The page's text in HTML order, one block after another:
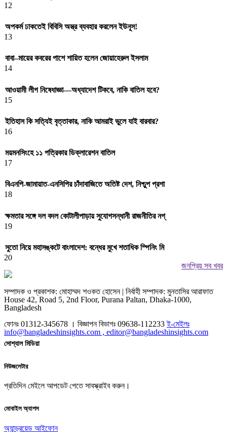
12
অপকর্ম ঢাকতেই বিবিসি অস্ত্র ব্যবহার করলেন ইউনূস!
13
বাবা–মায়ের কবরের পাশে শায়িত হলেন জোয়াহেরুল ইসলাম
14
আওয়ামী লীগ নিষেধাজ্ঞা—অধ্যাদেশ টিকবে, নাকি বাতিল হবে?
15
ইতিহাস কি সত্যিই বৃত্তাকার, নাকি আমরাই ভুলে যাই বারবার?
16
ময়মনসিংহে ১১ পত্রিকার ডিক্লারেশন বাতিল
17
বিএনপি-জামায়াত-এনসিপির চাঁদাবাজিতে অতিষ্ট দেশ, নিশ্চুপ প্রশা
18
ক্ষমতার সঙ্গে দল বদল কোটালীপাড়ায় সুযোগসন্ধানী রাজনীতির নগ্
19
সুতো নিয়ে মহাসঙ্কটে বাংলাদেশ: বন্ধের মুখে শতাধিক স্পিনিং মি
20
জনপ্রিয় সব খবর
সম্পাদক ও প্রকাশক: মোহাম্মদ শওকত হোসেন | নির্বাহী সম্পাদক: মুনতাসির আরাফাত
House 42, Road 5, 2nd Floor, Purana Paltan, Dhaka-1000,
Bangladesh
ফোনঃ 01312-345678 । বিজ্ঞাপন বিভাগঃ 09638-112233ই-মেইলঃ
info@bangladeshinsights.com , editor@bangladeshinsights.com
সোশ্যাল মিডিয়া
নিউজলেটার
প্রতিদিন মেইলে আপডেট পেতে সাবস্ক্রাইব করুন।
মোবাইল অ্যাপস
অ্যান্ড্রয়েড আইফোন